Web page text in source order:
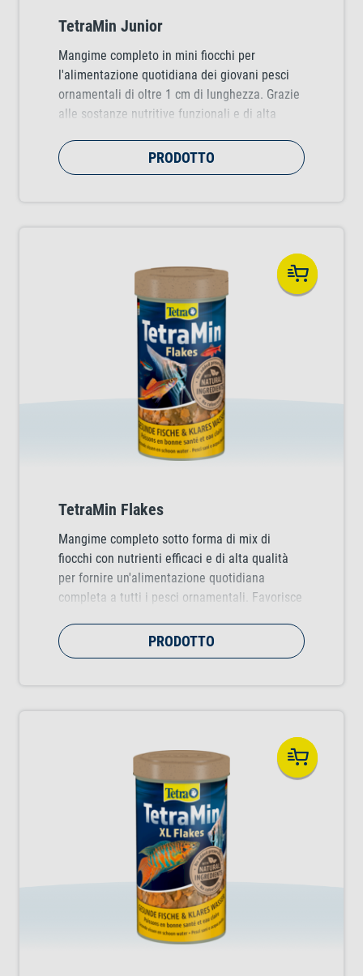
TetraMin Junior
Mangime completo in mini fiocchi per
l'alimentazione quotidiana dei giovani pesci
ornamentali di oltre 1 cm di lunghezza. Grazie
alle sostanze nutritive funzionali e di alta
prime fasi di vita.PRODOTTO
TetraMin Flakes
Mangime completo sotto forma di mix di
fiocchi con nutrienti efficaci e di alta qualità
per fornire un'alimentazione quotidiana
completa a tutti i pesci ornamentali. Favorisce
brillantezza dei colori.PRODOTTO